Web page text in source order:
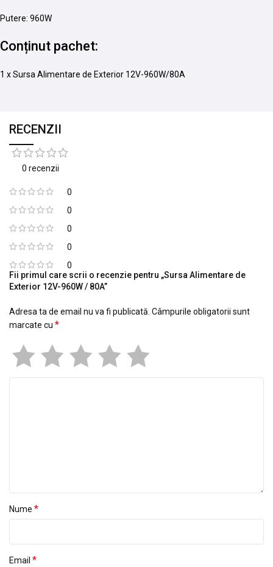
Putere: 960W
Conținut pachet:
1 x Sursa Alimentare de Exterior 12V-960W/80A
RECENZII
0 recenzii
0
0
0
0
0
Fii primul care scrii o recenzie pentru „Sursa Alimentare de
Exterior 12V-960W / 80A”
Adresa ta de email nu va fi publicată. Câmpurile obligatorii sunt
marcate cu *
Nume *
Email *